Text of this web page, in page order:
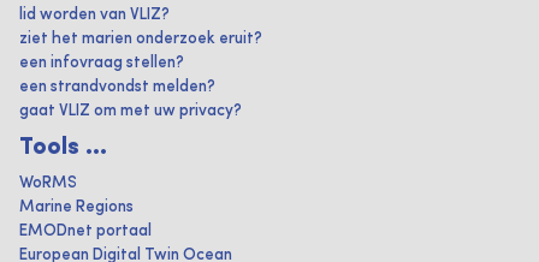
lid worden van VLIZ?
ziet het marien onderzoek eruit?
een infovraag stellen?
een strandvondst melden?
gaat VLIZ om met uw privacy?
Tools ...
WoRMS
Marine Regions
EMODnet portaal
European Digital Twin Ocean